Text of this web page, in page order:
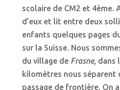
scolaire de CM2 et 4ème.
d’eux et lit entre deux
enfants quelques pages
sur la Suisse. Nous
du village de Frasne, dans
kilomètres nous séparent
passage de frontière. On